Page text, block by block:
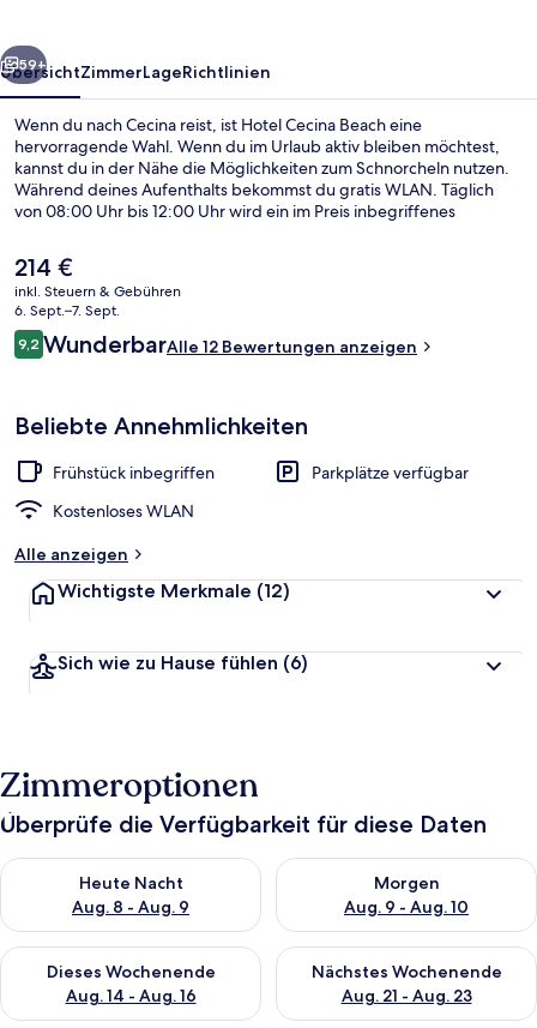
Weiter
59+
ÜbersichtZimmerLageRichtlinien
Wenn du nach Cecina reist, ist Hotel Cecina Beach eine
hervorragende Wahl. Wenn du im Urlaub aktiv bleiben möchtest,
kannst du in der Nähe die Möglichkeiten zum Schnorcheln nutzen.
Während deines Aufenthalts bekommst du gratis WLAN. Täglich
von 08:00 Uhr bis 12:00 Uhr wird ein im Preis inbegriffenes
Der
aktuelle
Preis
beträgt
214 €.
214 €
inkl. Steuern & Gebühren
6. Sept.–7. Sept.
Bewertungen
9,29,2 von 10.
WunderbarAlle 12 Bewertungen anzeigen
Beliebte Annehmlichkeiten
Frühstück inbegriffen
Parkplätze verfügbar
Kostenloses WLAN
Alle anzeigen
Wichtigste Merkmale (12)
Sich wie zu Hause fühlen (6)
Zimmeroptionen
Überprüfe die Verfügbarkeit für diese Daten
Heute Nacht
Aug. 8 - Aug. 9
Überprüfe die Verfügbarkeit für heute Nacht, Aug. 8 - Aug. 9.
Morgen
Aug. 9 - Aug. 10
Überprüfe die Verfügbarkeit
Dieses Wochenende
Aug. 14 - Aug. 16
Überprüfe die Verfügbarkeit für dieses Wochenende, Aug. 14
Nächstes Wochenende
Aug. 21 - Aug. 23
Überprüfe die Verfügbarkeit